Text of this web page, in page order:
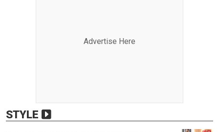
Advertise Here
STYLE